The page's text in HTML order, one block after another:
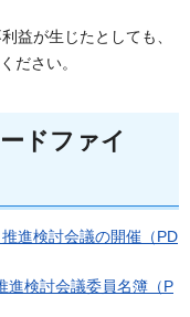
益が生じたとしても、
ださい。
ドファイ
進検討会議の開催（PD
進検討会議委員名簿（P